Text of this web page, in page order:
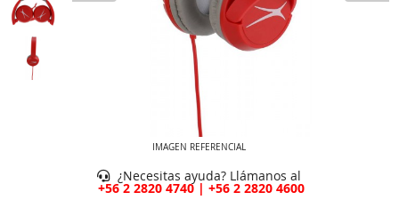
IMAGEN REFERENCIAL
¿Necesitas ayuda? Llámanos al
+56 2 2820 4740 | +56 2 2820 4600